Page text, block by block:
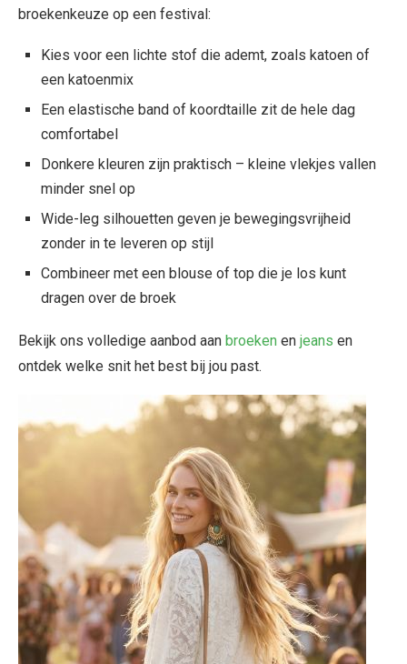
broekenkeuze op een festival:
Kies voor een lichte stof die ademt, zoals katoen of
een katoenmix
Een elastische band of koordtaille zit de hele dag
comfortabel
Donkere kleuren zijn praktisch – kleine vlekjes vallen
minder snel op
Wide-leg silhouetten geven je bewegingsvrijheid
zonder in te leveren op stijl
Combineer met een blouse of top die je los kunt
dragen over de broek
Bekijk ons volledige aanbod aan broeken en jeans en
ontdek welke snit het best bij jou past.